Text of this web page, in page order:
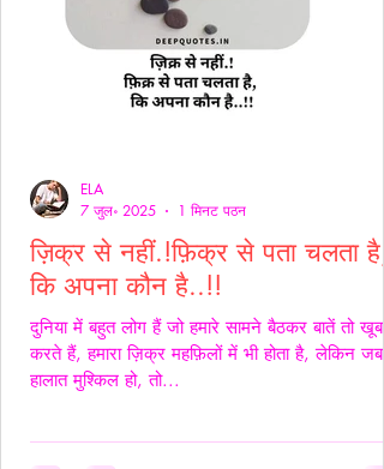
ज़िक्र से नहीं.!फ़िक्र से पता चलता है,
कि अपना कौन है..!!
दुनिया में बहुत लोग हैं जो हमारे सामने बैठकर बातें तो खूब
करते हैं, हमारा ज़िक्र महफ़िलों में भी होता है, लेकिन जब
हालात मुश्किल हो, तो...
ELA
7 जुल॰ 2025
1 मिनट पठन